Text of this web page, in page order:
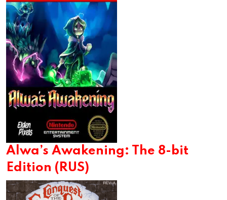
Alwa’s Awakening: The 8-bit
Edition (RUS)